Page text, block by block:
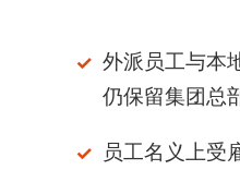
外派员工与本
仍保留集团总
员工名义上受